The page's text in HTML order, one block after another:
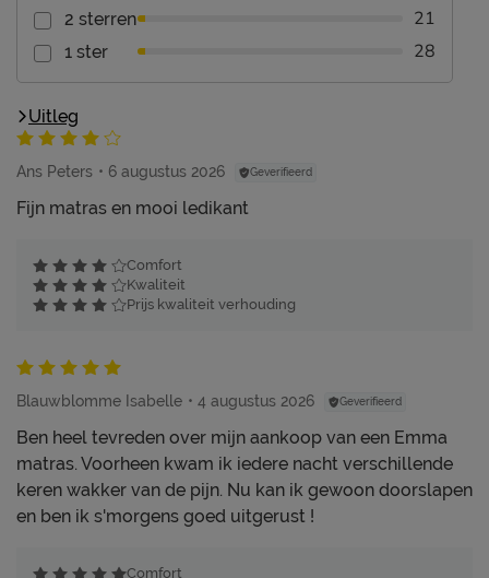
2 sterren 21
1 ster 28
Uitleg
Ans Peters 6 augustus 2026 Geverifieerd
Fijn matras en mooi ledikant
Comfort
Kwaliteit
Prijs kwaliteit verhouding
Blauwblomme Isabelle 4 augustus 2026 Geverifieerd
Ben heel tevreden over mijn aankoop van een Emma
matras. Voorheen kwam ik iedere nacht verschillende
keren wakker van de pijn. Nu kan ik gewoon doorslapen
en ben ik s'morgens goed uitgerust !
Comfort